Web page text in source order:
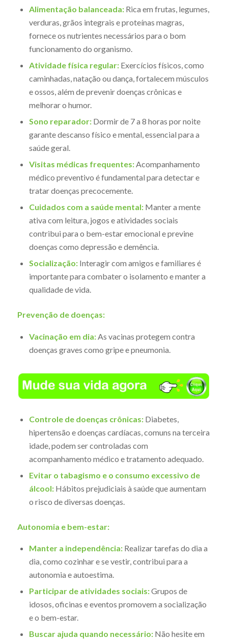
Alimentação balanceada:Rica em frutas, legumes,
verduras, grãos integrais e proteínas magras,
fornece os nutrientes necessários para o bom
funcionamento do organismo.
Atividade física regular:Exercícios físicos, como
caminhadas, natação ou dança, fortalecem músculos
e ossos, além de prevenir doenças crônicas e
melhorar o humor.
Sono reparador:Dormir de 7 a 8 horas por noite
garante descanso físico e mental, essencial para a
saúde geral.
Visitas médicas frequentes:Acompanhamento
médico preventivo é fundamental para detectar e
tratar doenças precocemente.
Cuidados com a saúde mental:Manter a mente
ativa com leitura, jogos e atividades sociais
contribui para o bem-estar emocional e previne
doenças como depressão e demência.
Socialização:Interagir com amigos e familiares é
importante para combater o isolamento e manter a
qualidade de vida.
Prevenção de doenças:
Vacinação em dia:As vacinas protegem contra
doenças graves como gripe e pneumonia.
Controle de doenças crônicas:Diabetes,
hipertensão e doenças cardíacas, comuns na terceira
idade, podem ser controladas com
acompanhamento médico e tratamento adequado.
Evitar o tabagismo e o consumo excessivo de
álcool:Hábitos prejudiciais à saúde que aumentam
o risco de diversas doenças.
Autonomia e bem-estar:
Manter a independência:Realizar tarefas do dia a
dia, como cozinhar e se vestir, contribui para a
autonomia e autoestima.
Participar de atividades sociais:Grupos de
idosos, oficinas e eventos promovem a socialização
e o bem-estar.
Buscar ajuda quando necessário:Não hesite em